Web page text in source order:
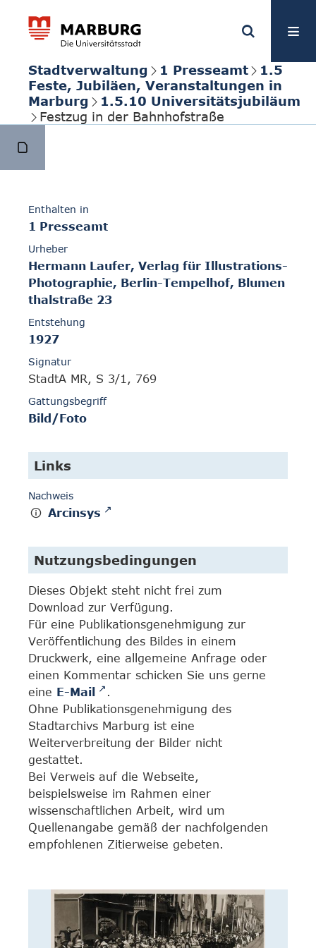
Stadtverwaltung 1 Presseamt
1.5
Feste, Jubiläen, Veranstaltungen in
Marburg
1.5.10 Universitätsjubiläum
Festzug in der Bahnhofstraße
Enthalten in
1 Presseamt
Urheber
Hermann Laufer, Verlag für Illustrations-
Photographie, Berlin-Tempelhof, Blumen
thalstraße 23
Entstehung
1927
Signatur
StadtA MR, S 3/1, 769
Gattungsbegriff
Bild/Foto
Links
Nachweis
Arcinsys
Nutzungsbedingungen
Dieses Objekt steht nicht frei zum
Download zur Verfügung.
Für eine Publikationsgenehmigung zur
Veröffentlichung des Bildes in einem
Druckwerk, eine allgemeine Anfrage oder
einen Kommentar schicken Sie uns gerne
eine E-Mail
.
Ohne Publikationsgenehmigung des
Stadtarchivs Marburg ist eine
Weiterverbreitung der Bilder nicht
gestattet.
Bei Verweis auf die Webseite,
beispielsweise im Rahmen einer
wissenschaftlichen Arbeit, wird um
Quellenangabe gemäß der nachfolgenden
empfohlenen Zitierweise gebeten.